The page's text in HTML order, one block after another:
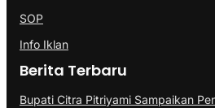
SOP
Info Iklan
Berita Terbaru
Bupati Citra Pitriyami Sampaikan